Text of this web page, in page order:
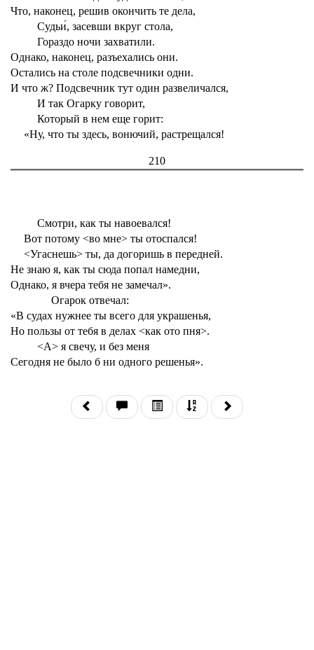
Что, наконец, решив окончить те дела,
Судьи́, засевши вкруг стола,
Гораздо ночи захватили.
Однако, наконец, разъехались они.
Остались на столе подсвечники одни.
И что ж? Подсвечник тут один развеличался,
И так Огарку говорит,
Который в нем еще горит:
«Ну, что ты здесь, вонючий, растрещался!
210
Смотри, как ты навоевался!
Вот потому <во мне> ты отоспался!
<Угаснешь> ты, да догоришь в передней.
Не знаю я, как ты сюда попал намедни,
Однако, я вчера тебя не замечал».
Огарок отвечал:
«В судах нужнее ты всего для украшенья,
Но пользы от тебя в делах <как ото пня>.
<А> я свечу, и без меня
Сегодня не было б ни одного решенья».